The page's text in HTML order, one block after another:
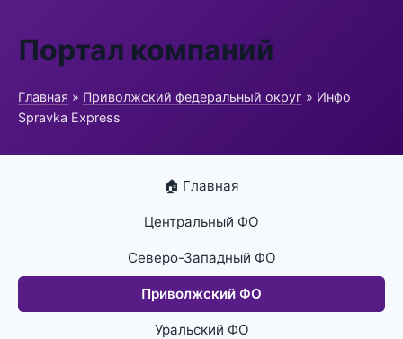
Портал компаний
Главная » Приволжский федеральный округ » Инфо
Spravka Express
🏠 Главная
Центральный ФО
Северо-Западный ФО
Приволжский ФО
Уральский ФО